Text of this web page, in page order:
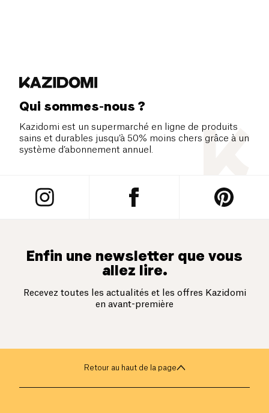
Qui sommes-nous ?
Kazidomi est un supermarché en ligne de produits
sains et durables jusqu’à 50% moins chers grâce à un
système d’abonnement annuel.
Enfin une newsletter que vous
allez lire.
Recevez toutes les actualités et les offres Kazidomi
en avant-première
Retour au haut de la page